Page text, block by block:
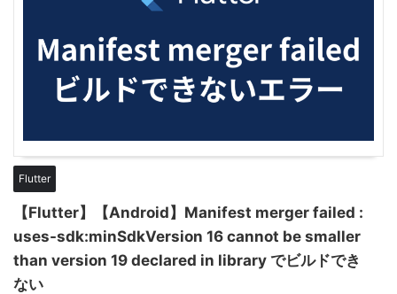
Flutter
【Flutter】【Android】Manifest merger failed :
uses-sdk:minSdkVersion 16 cannot be smaller
than version 19 declared in library でビルドでき
ない